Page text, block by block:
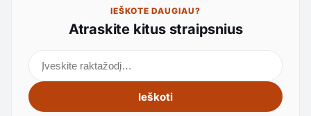
IEŠKOTE DAUGIAU?
Atraskite kitus straipsnius
Ieškoti